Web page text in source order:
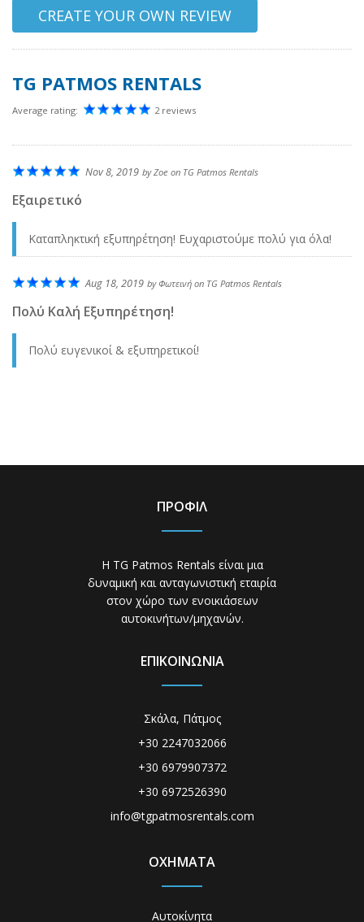
CREATE YOUR OWN REVIEW
TG PATMOS RENTALS
Average rating: 2 reviews
Nov 8, 2019 byZoe on TG Patmos Rentals
Εξαιρετικό
Καταπληκτική εξυπηρέτηση! Ευχαριστούμε πολύ για όλα!
Aug 18, 2019 by Φωτεινή on TG Patmos Rentals
Πολύ Καλή Εξυπηρέτηση!
Πολύ ευγενικοί & εξυπηρετικοί!
ΠΡΟΦΙΛ
Η TG Patmos Rentals είναι μια
δυναμική και ανταγωνιστική εταιρία
στον χώρο των ενοικιάσεων
αυτοκινήτων/μηχανών.
ΕΠΙΚΟΙΝΩΝΙΑ
Σκάλα, Πάτμος
+30 2247032066
+30 6979907372
+30 6972526390
info@tgpatmosrentals.com
ΟΧΗΜΑΤΑ
Αυτοκίνητα